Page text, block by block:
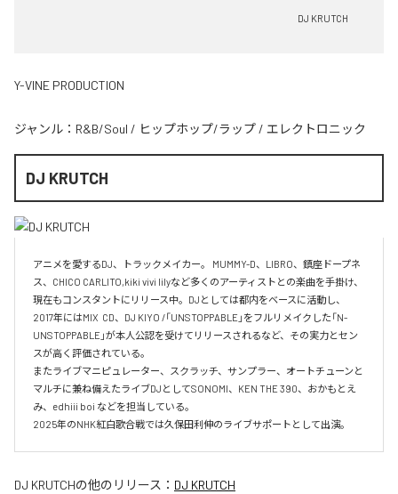
DJ KRUTCH
Y-VINE PRODUCTION
ジャンル： R&B/Soul / ヒップホップ/ラップ / エレクトロニック
DJ KRUTCH
アニメを愛するDJ、トラックメイカー。 MUMMY-D、LIBRO、鎮座ドープネ
ス、CHICO CARLITO,kiki vivi lilyなど多くのアーティストとの楽曲を手掛け、
現在もコンスタントにリリース中。DJとしては都内をベースに活動し、
2017年にはMIX  CD、DJ KIYO /「UNSTOPPABLE」をフルリメイクした「N-
UNSTOPPABLE」が本人公認を受けてリリースされるなど、その実力とセン
スが高く評価されている。
またライブマニピュレーター、スクラッチ、サンプラー、オートチューンと
マルチに兼ね備えたライブDJとしてSONOMI、KEN THE 390、おかもとえ
み、edhiii boi などを担当している。
DJ KRUTCHの他のリリース： DJ KRUTCH